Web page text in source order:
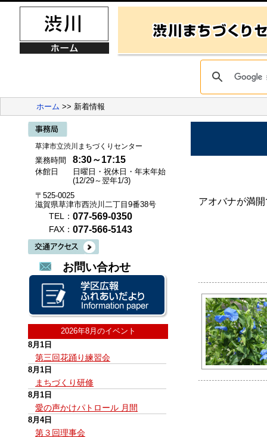
ホーム >> 新着情報
草津市立渋川まちづくりセンター
業務時間 8:30～17:15
休館日
日曜日・祝休日・年末年始
(12/29～翌年1/3)
〒525-0025
滋賀県草津市西渋川二丁目9番38号
TEL： 077-569-0350
FAX： 077-566-5143
お問い合わせ
2026年8月のイベント
8月1日
第三回花踊り練習会
8月1日
まちづくり研修
8月1日
愛の声かけパトロール 月間
8月4日
第３回理事会
アオバナが満